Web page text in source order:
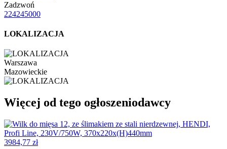
Zadzwoń
224245000
LOKALIZACJA
Warszawa
Mazowieckie
Więcej od tego ogłoszeniodawcy
3984,77 zł